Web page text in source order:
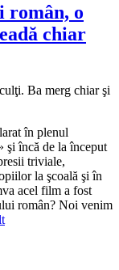
român, o
chiar
Ba merg chiar şi
în plenul
încă de la început
triviale,
la şcoală şi în
acel film a fost
român? Noi venim